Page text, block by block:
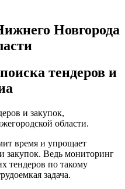
Новгорода
тендеров и
и закупок,
области.
время и упрощает
закупок. Ведь мониторинг
тендеров по такому
задача.